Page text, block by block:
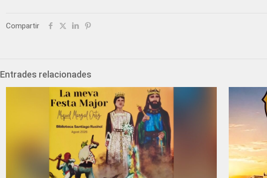
Compartir
Entrades relacionades